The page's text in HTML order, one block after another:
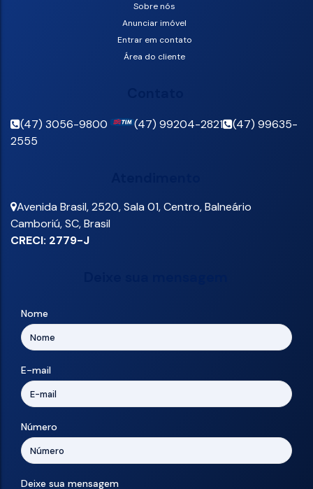
Sobre nós
Anunciar imóvel
Entrar em contato
Área do cliente
(47) 3056-9800 (47) 99204-2821
(47) 99635-
2555
Avenida Brasil,2520,Sala 01,Centro,Balneário
Camboriú,SC,Brasil
CRECI: 2779-J
Nome
E-mail
Número
Deixe sua mensagem